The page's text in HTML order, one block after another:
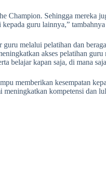
Sehingga mereka
guru lainnya,”
melalui pelatihan dan
akses pelatihan
belajar kapan saja, di mana
memberikan kesempatan
kompetensi dan